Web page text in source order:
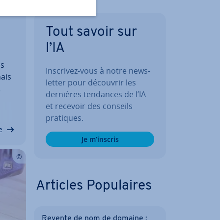
Tout savoir sur
l’IA
Inscrivez-vous à notre news­
let­ter pour découvrir les
dernières tendances de l’IA
et recevoir des conseils
pratiques.
Je m’inscris
Articles Po­pu­laires